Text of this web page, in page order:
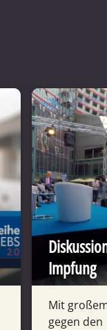
Impfung
Mit
gegen den